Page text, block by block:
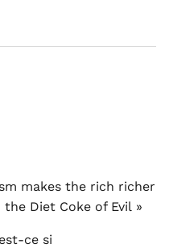
makes the rich richer
Diet Coke of Evil »
ce si